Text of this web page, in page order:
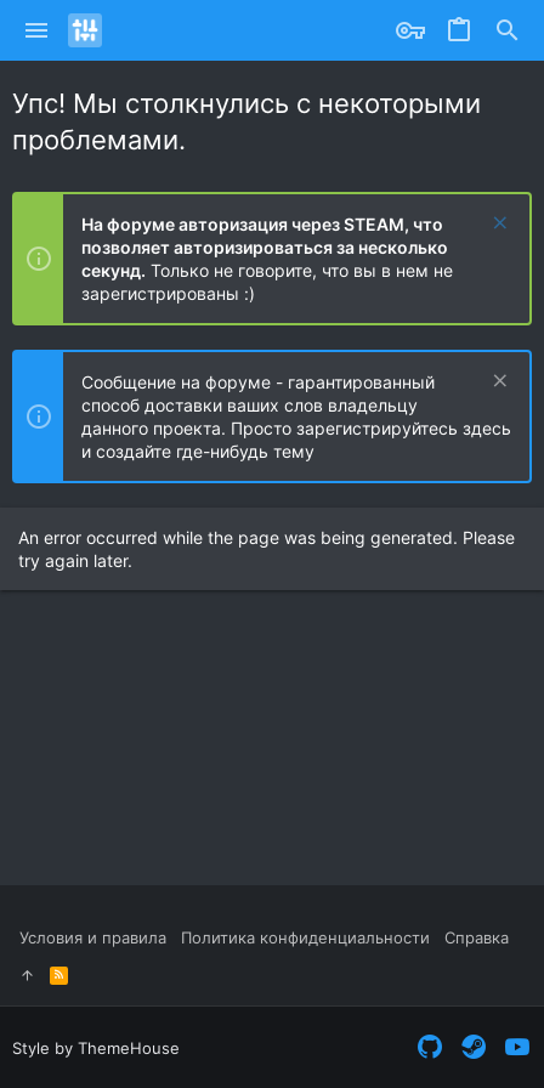
Упс! Мы столкнулись с некоторыми
проблемами.
На форуме авторизация через STEAM, что
позволяет авторизироваться за несколько
секунд. Только не говорите, что вы в нем не
зарегистрированы :)
Сообщение на форуме - гарантированный
способ доставки ваших слов владельцу
данного проекта. Просто зарегистрируйтесь здесь
и создайте где-нибудь тему
An error occurred while the page was being generated. Please
try again later.
Условия и правила Политика конфиденциальности Справка
R
S
S
Style by ThemeHouse